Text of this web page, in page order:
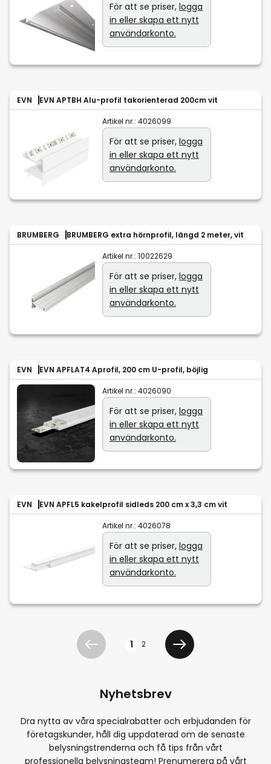
För att se priser, logga
in eller skapa ett nytt
användarkonto.
EVN EVN APTBH Alu-profil takorienterad 200cm vit
Artikel nr.: 4026099
För att se priser, logga
in eller skapa ett nytt
användarkonto.
BRUMBERG BRUMBERG extra hörnprofil, längd 2 meter, vit
Artikel nr.: 10022629
För att se priser, logga
in eller skapa ett nytt
användarkonto.
EVN EVN APFLAT4 Aprofil, 200 cm U-profil, böjlig
Artikel nr.: 4026090
För att se priser, logga
in eller skapa ett nytt
användarkonto.
EVN EVN APFL5 kakelprofil sidleds 200 cm x 3,3 cm vit
Artikel nr.: 4026078
För att se priser, logga
in eller skapa ett nytt
användarkonto.
Föregående1 2
Välj betalningsmetod
Nyhetsbrev
Dra nytta av våra specialrabatter och erbjudanden för
företagskunder, håll dig uppdaterad om de senaste
belysningstrenderna och få tips från vårt
professionella belysningsteam! Prenumerera på vårt